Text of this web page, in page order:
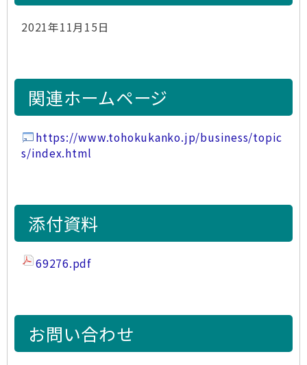
2021年11月15日
関連ホームページ
https://www.tohokukanko.jp/business/topic
s/index.html
添付資料
69276.pdf
お問い合わせ